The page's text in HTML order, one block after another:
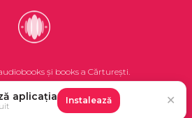
și books a Cărturești.
SRL. Toate drepturile rezervate.
aplicația Instalează ✕